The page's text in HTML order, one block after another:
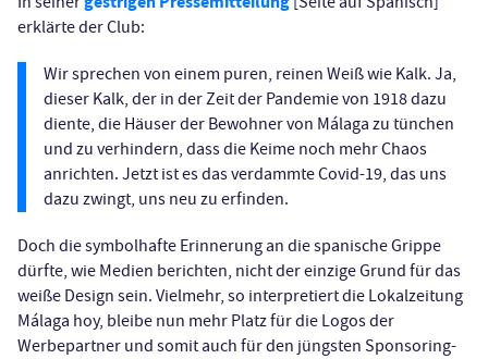
erklärte der Club:
Wir sprechen von einem puren, reinen Weiß wie Kalk. Ja,
dieser Kalk, der in der Zeit der Pandemie von 1918 dazu
diente, die Häuser der Bewohner von Málaga zu tünchen
und zu verhindern, dass die Keime noch mehr Chaos
anrichten. Jetzt ist es das verdammte Covid-19, das uns
dazu zwingt, uns neu zu erfinden.
Doch die symbolhafte Erinnerung an die spanische Grippe
dürfte, wie Medien berichten, nicht der einzige Grund für das
weiße Design sein. Vielmehr, so interpretiert die Lokalzeitung
Málaga hoy, bleibe nun mehr Platz für die Logos der
Werbepartner und somit auch für den jüngsten Sponsoring-